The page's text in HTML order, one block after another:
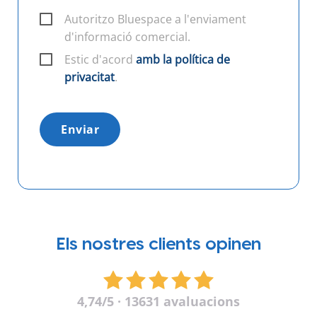
Autoritzo Bluespace a l'enviament
d'informació comercial.
Estic d'acord amb la política de
privacitat.
Enviar
Els nostres clients opinen
4,74/5 · 13631 avaluacions